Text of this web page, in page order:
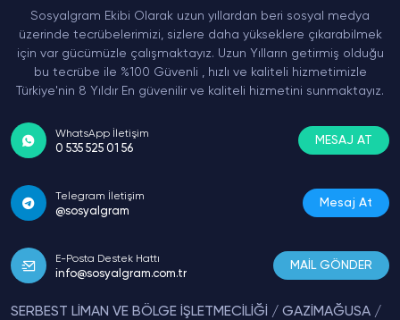
Sosyalgram Ekibi Olarak uzun yıllardan beri sosyal medya
üzerinde tecrübelerimizi, sizlere daha yükseklere çıkarabilmek
için var gücümüzle çalışmaktayız. Uzun Yılların getirmiş olduğu
bu tecrübe ile %100 Güvenli , hızlı ve kaliteli hizmetimizle
Türkiye'nin 8 Yıldır En güvenilir ve kaliteli hizmetini sunmaktayız.
WhatsApp İletişim
0 535 525 01 56
MESAJ AT
Telegram İletişim
@sosyalgram
Mesaj At
E-Posta Destek Hattı
info@sosyalgram.com.tr
MAİL GÖNDER
SERBEST LİMAN VE BÖLGE İŞLETMECİLİĞİ / GAZİMAĞUSA /